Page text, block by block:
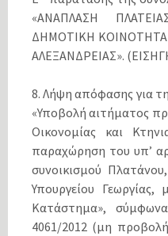
«ΑΝΑΠΛΑΣΗ
ΔΗΜΟΤΙΚΗ
ΑΛΕΞΑΝΔΡΕΙΑΣ».
8. Λήψη απόφασης για
«Υποβολή αιτήματος
Οικονομίας και
παραχώρηση του υπ’
συνοικισμού
Υπουργείου Γεωργίας,
Κατάστημα»,
4061/2012 (μη